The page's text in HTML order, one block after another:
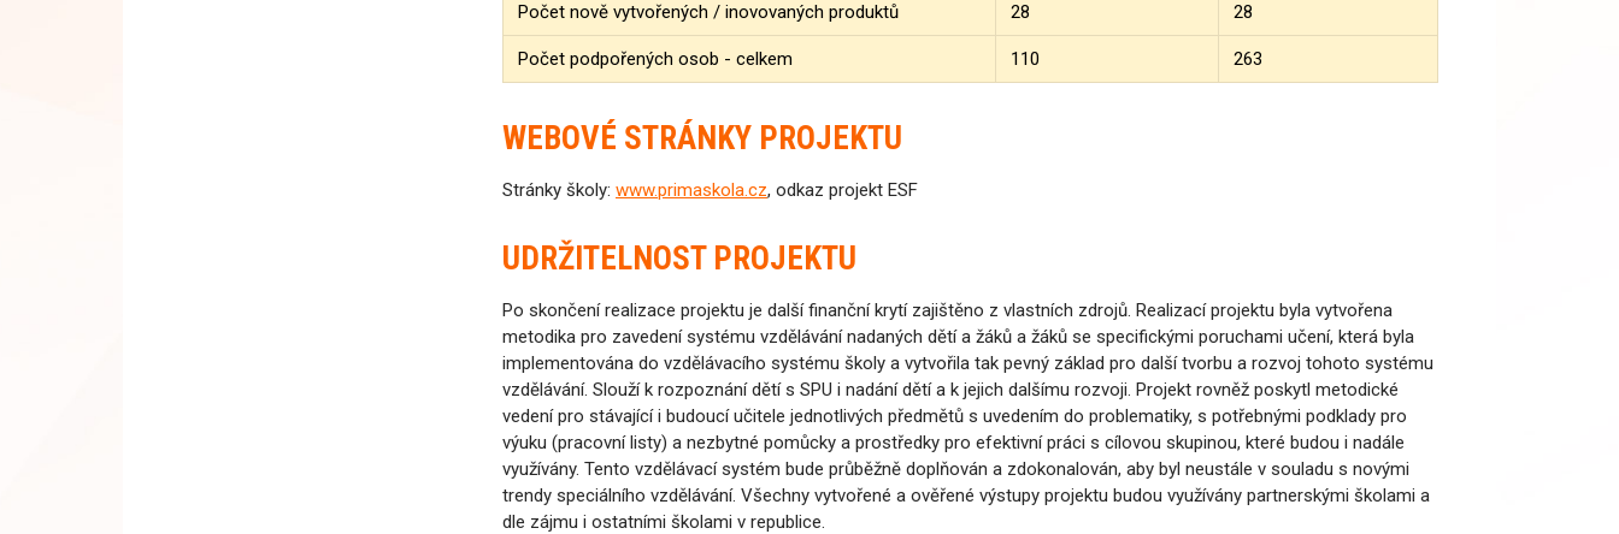
Počet nově vytvořených / inovovaných produktů 28 28
Počet podpořených osob - celkem 110 263
WEBOVÉ STRÁNKY PROJEKTU
Stránky školy: www.primaskola.cz, odkaz projekt ESF
UDRŽITELNOST PROJEKTU
Po skončení realizace projektu je další finanční krytí zajištěno z vlastních zdrojů. Realizací projektu byla vytvořena
metodika pro zavedení systému vzdělávání nadaných dětí a žáků a žáků se specifickými poruchami učení, která byla
implementována do vzdělávacího systému školy a vytvořila tak pevný základ pro další tvorbu a rozvoj tohoto systému
vzdělávání. Slouží k rozpoznání dětí s SPU i nadání dětí a k jejich dalšímu rozvoji. Projekt rovněž poskytl metodické
vedení pro stávající i budoucí učitele jednotlivých předmětů s uvedením do problematiky, s potřebnými podklady pro
výuku (pracovní listy) a nezbytné pomůcky a prostředky pro efektivní práci s cílovou skupinou, které budou i nadále
využívány. Tento vzdělávací systém bude průběžně doplňován a zdokonalován, aby byl neustále v souladu s novými
trendy speciálního vzdělávání. Všechny vytvořené a ověřené výstupy projektu budou využívány partnerskými školami a
dle zájmu i ostatními školami v republice.